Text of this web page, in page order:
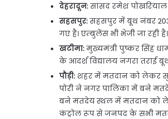
देहरादून:सांसद रमेश
सहसपुर:सहसपुर में बूथ नंबर 203
गए हैं। एम्बुलेंस भी भेजी जा रही है।
खटीमा:मुख्यमंत्री पुष्कर सिंह
के आदर्श विद्यालय नगरा तराई
पौड़ी: शहर में मतदान को लेकर
पोरी ने नगर पालिका में बने
बने मतदेय स्थल में मतदान को
कंट्रोल रूप से जनपद के सभी